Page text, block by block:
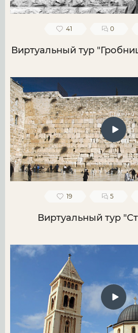
41 0
Виртуальный тур
19 5
Виртуальный тур